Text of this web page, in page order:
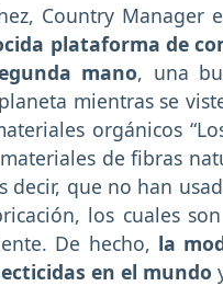
Country Manager
plataforma de
mano, una
mientras se
orgánicos
de fibras
decir, que no han
los cuales
De hecho, la
en el mundo